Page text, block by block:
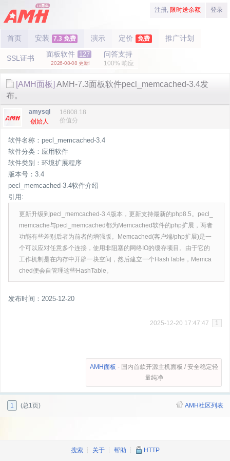
注册, 限时送余额 登录
首页 安装 7.3 免费 演示 定价 免费 推广计划
SSL证书 面板软件 127
2026-08-08 更新!
问答支持
100% 响应
[AMH面板] AMH-7.3面板软件pecl_memcached-3.4发
布。
amysql
创始人
16808.18
价值分
软件名称：pecl_memcached-3.4
软件分类：应用软件
软件类别：环境扩展程序
版本号：3.4
pecl_memcached-3.4软件介绍
引用:
更新升级到pecl_memcached-3.4版本，更新支持最新的php8.5。pecl_
memcache与pecl_memcached都为Memcached软件的php扩展，两者
功能有些差别后者为前者的增强版。Memcached(客户端/php扩展)是一
个可以应对任意多个连接，使用非阻塞的网络IO的缓存项目。由于它的
工作机制是在内存中开辟一块空间，然后建立一个HashTable，Memca
ched便会自管理这些HashTable。
发布时间：2025-12-20
2025-12-20 17:47:47 1
AMH面板 - 国内首款开源主机面板 / 安全稳定轻
量纯净
1 (总1页) AMH社区列表
搜索┊ 关于┊ 帮助 HTTP